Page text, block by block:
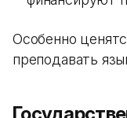
Особенно
преподавать